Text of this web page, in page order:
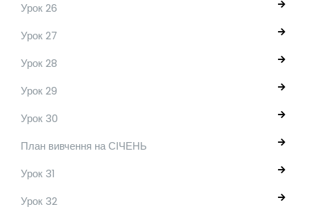
Урок 26
Урок 27
Урок 28
Урок 29
Урок 30
План вивчення на СІЧЕНЬ
Урок 31
Урок 32